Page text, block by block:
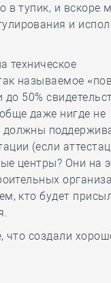
в тупик, и вскоре
и
техническое
называемое
50%
даже нигде не
должны
(если
центры? Они на
кто будет
что создали